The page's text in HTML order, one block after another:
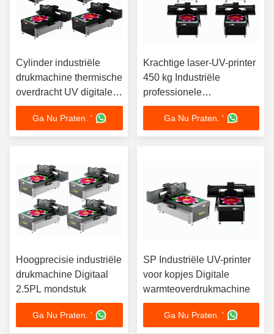
Cylinder industriële
drukmachine thermische
overdracht UV digitale
printer apparatuur
Ga Nu Praten. '
Krachtige laser-UV-printer
450 kg Industriële
professionele
drukmachines
Ga Nu Praten. '
Hoogprecisie industriële
drukmachine Digitaal
2.5PL mondstuk
Ga Nu Praten. '
SP Industriële UV-printer
voor kopjes Digitale
warmteoverdrukmachine
Ga Nu Praten. '